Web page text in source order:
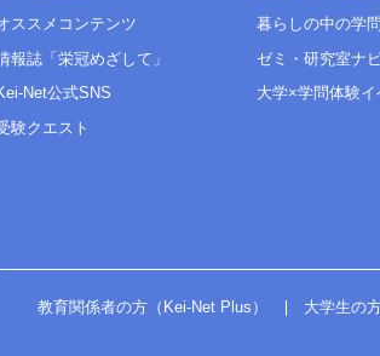
ススメコンテンツ
報誌「栄冠めざして」
Net公式SNS
験クエスト
暮らしの中の学問
ゼミ・研究室ナ
大学×学問体験イ
教育関係者の方（Kei-Net Plus） 大学生の